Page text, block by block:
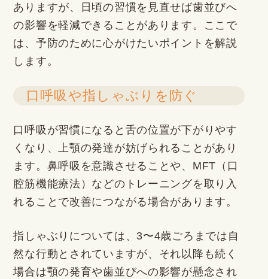
ありますが、日頃の習慣を見直せば歯並びへ
の影響を軽減できることがあります。ここで
は、予防のために心がけたいポイントを解説
します。
口呼吸や指しゃぶりを防ぐ
口呼吸が習慣になると舌の位置が下がりやす
くなり、上顎の発達が妨げられることがあり
ます。鼻呼吸を意識させることや、MFT（口
腔筋機能療法）などのトレーニングを取り入
れることで改善につながる場合があります。
指しゃぶりについては、3〜4歳ごろまでは自
然な行動とされていますが、それ以降も続く
場合は顎の発育や歯並びへの影響が懸念され